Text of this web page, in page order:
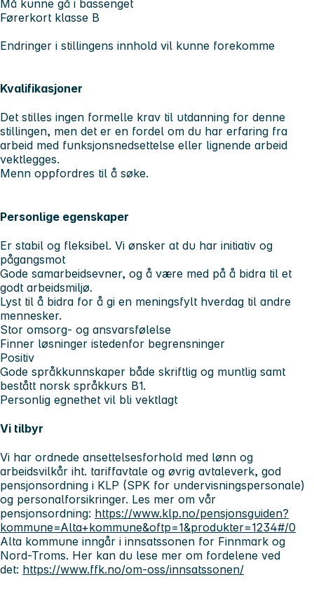
Må kunne gå i bassenget
Førerkort klasse B
Endringer i stillingens innhold vil kunne forekomme
Kvalifikasjoner
Det stilles ingen formelle krav til utdanning for denne
stillingen, men det er en fordel om du har erfaring fra
arbeid med funksjonsnedsettelse eller lignende arbeid
vektlegges.
Menn oppfordres til å søke.
Personlige egenskaper
Er stabil og fleksibel. Vi ønsker at du har initiativ og
pågangsmot
Gode samarbeidsevner, og å være med på å bidra til et
godt arbeidsmiljø.
Lyst til å bidra for å gi en meningsfylt hverdag til andre
mennesker.
Stor omsorg- og ansvarsfølelse
Finner løsninger istedenfor begrensninger
Positiv
Gode språkkunnskaper både skriftlig og muntlig samt
bestått norsk språkkurs B1.
Personlig egnethet vil bli vektlagt
Vi tilbyr
Vi har ordnede ansettelsesforhold med lønn og
arbeidsvilkår iht. tariffavtale og øvrig avtaleverk, god
pensjonsordning i KLP (SPK for undervisningspersonale)
og personalforsikringer. Les mer om vår
pensjonsordning: https://www.klp.no/pensjonsguiden?
kommune=Alta+kommune&oftp=1&produkter=1234#/0
Alta kommune inngår i innsatssonen for Finnmark og
Nord-Troms. Her kan du lese mer om fordelene ved
det: https://www.ffk.no/om-oss/innsatssonen/